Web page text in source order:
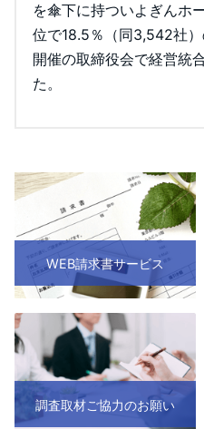
を傘下に持ついよぎんホ
位で18.5％（同3,542社
開催の取締役会で経営統
た。
WEB請求書サービス
調査取材ご協力のお願い